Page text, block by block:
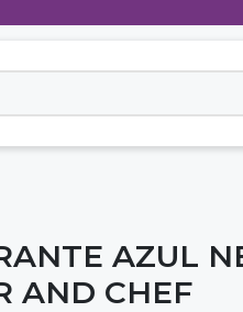
AZUL
AND CHEF